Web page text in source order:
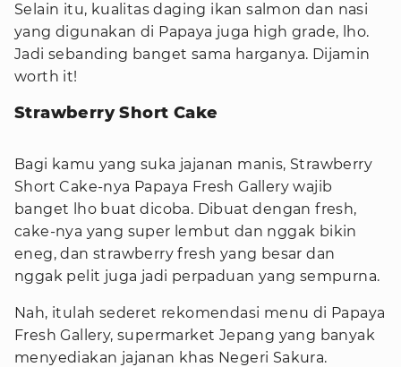
Selain itu, kualitas daging ikan salmon dan nasi
yang digunakan di Papaya juga high grade, lho.
Jadi sebanding banget sama harganya. Dijamin
worth it!
Strawberry Short Cake
Bagi kamu yang suka jajanan manis, Strawberry
Short Cake-nya Papaya Fresh Gallery wajib
banget lho buat dicoba. Dibuat dengan fresh,
cake-nya yang super lembut dan nggak bikin
eneg, dan strawberry fresh yang besar dan
nggak pelit juga jadi perpaduan yang sempurna.
Nah, itulah sederet rekomendasi menu di Papaya
Fresh Gallery, supermarket Jepang yang banyak
menyediakan jajanan khas Negeri Sakura.